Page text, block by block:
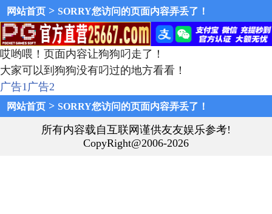
网站首页 > SORRY您访问的页面内容弄丢了！
哎哟喂！页面内容让狗狗叼走了！
大家可以到狗狗没有叼过的地方看看！
广告1广告2
网站首页 > SORRY您访问的页面内容弄丢了！
所有内容载自互联网谨供友友娱乐参考!
CopyRight@2006-2026